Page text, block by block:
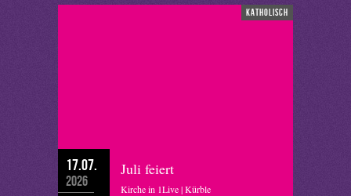
katholisch
17.07.
2026
Juli feiert
Kirche in 1Live | Kürble